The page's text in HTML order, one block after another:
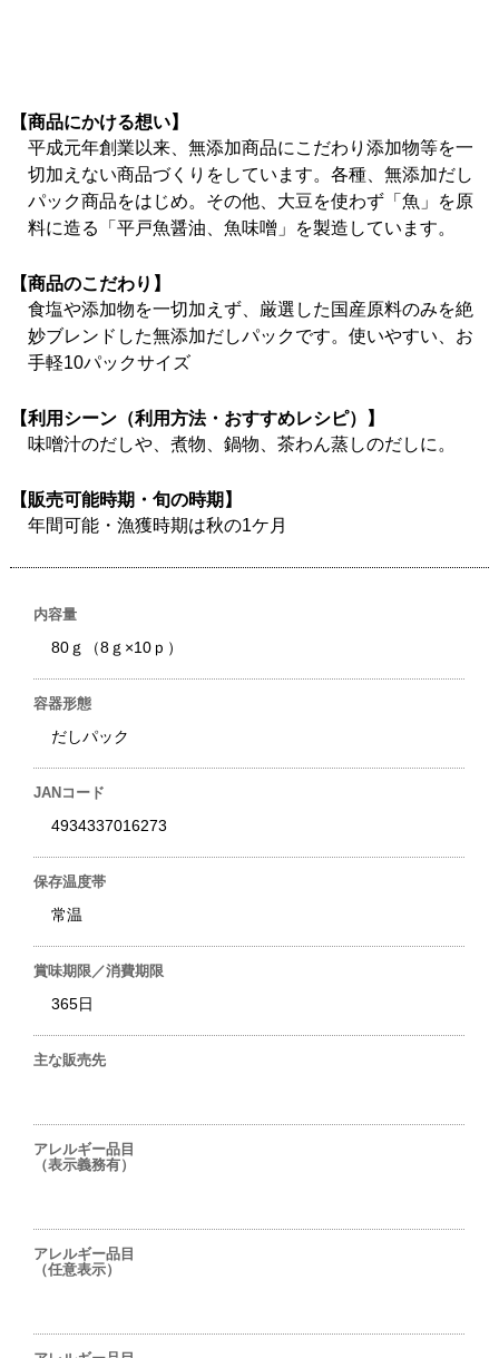
【商品にかける想い】
平成元年創業以来、無添加商品にこだわり添加物等を一
切加えない商品づくりをしています。各種、無添加だし
パック商品をはじめ。その他、大豆を使わず「魚」を原
料に造る「平戸魚醤油、魚味噌」を製造しています。
【商品のこだわり】
食塩や添加物を一切加えず、厳選した国産原料のみを絶
妙ブレンドした無添加だしパックです。使いやすい、お
手軽10パックサイズ
【利用シーン（利用方法・おすすめレシピ）】
味噌汁のだしや、煮物、鍋物、茶わん蒸しのだしに。
【販売可能時期・旬の時期】
年間可能・漁獲時期は秋の1ケ月
内容量
80ｇ（8ｇ×10ｐ）
容器形態
だしパック
JANコード
4934337016273
保存温度帯
常温
賞味期限／消費期限
365日
主な販売先
アレルギー品目
（表示義務有）
アレルギー品目
（任意表示）